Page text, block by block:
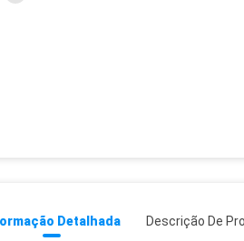
Detalhada Descrição De